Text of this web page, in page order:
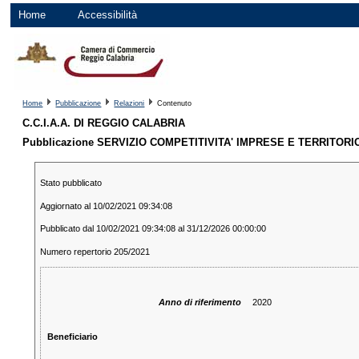
Home Accessibilità
Home Pubblicazione Relazioni Contenuto
C.C.I.A.A. DI REGGIO CALABRIA
Pubblicazione SERVIZIO COMPETITIVITA' IMPRESE E
Stato pubblicato
Aggiornato al 10/02/2021 09:34:08
Pubblicato dal 10/02/2021 09:34:08 al 31/12/2026 00:00:00
Numero repertorio 205/2021
Anno di riferimento 2020
Beneficiario